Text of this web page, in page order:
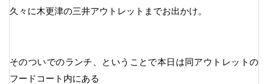
久々に木更津の三井アウトレットまでお出かけ。
そのついでのランチ、ということで本日は同アウトレットの
フードコート内にある